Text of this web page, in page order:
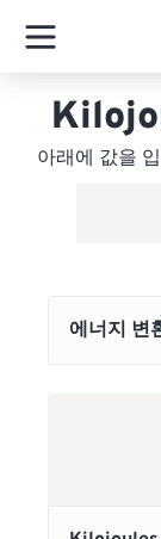
아래에 값을